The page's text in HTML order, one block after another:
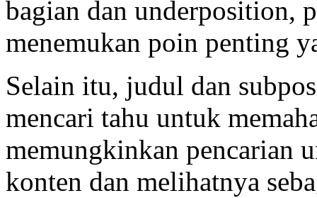
bagian dan underposition,
menemukan poin penting
Selain itu, judul dan
mencari tahu untuk
memungkinkan pencarian
konten dan melihatnya